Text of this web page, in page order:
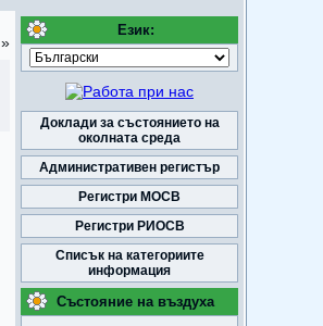
»
Език:
Доклади за състоянието на
околната среда
Административен регистър
Регистри МОСВ
Регистри РИОСВ
Списък на категориите
информация
Състояние на въздуха